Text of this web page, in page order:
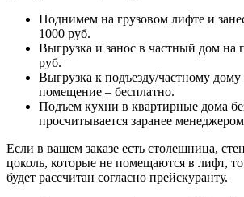
Поднимем на грузовом лифте и
1000 руб.
Выгрузка и занос в частный дом на
руб.
Выгрузка к подъезду/частному дому
помещение – бесплатно.
Подъем кухни в квартирные дома
просчитывается заранее
Если в вашем заказе есть столешница,
цоколь, которые не помещаются в лифт,
будет рассчитан согласно прейскуранту.